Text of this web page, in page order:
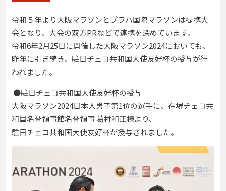
令和５年より大阪マラソンとプラハ国際マラソンは提携大
会となり、大会の双方PRなどで連携を深めています。
令和6年2月25日に開催した大阪マラソン2024においても、
昨年に引き続き、駐日チェコ共和国大使友好杯の授与が行
われました。
●駐日チェコ共和国大使友好杯の授与
大阪マラソン2024日本人男子第1位の選手に、在堺チェコ共
和国名誉領事館名誉領事 葛村和正様より、
駐日チェコ共和国大使友好杯が授与されました。